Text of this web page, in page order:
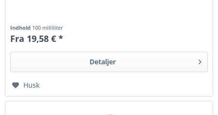
Indhold 100 milliliter
Fra 19,58 € *
Detaljer
Husk